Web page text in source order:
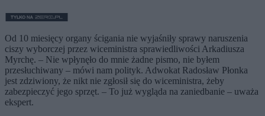
Od 10 miesięcy organy ścigania nie wyjaśniły sprawy naruszenia
ciszy wyborczej przez wiceministra sprawiedliwości Arkadiusza
Myrchę. – Nie wpłynęło do mnie żadne pismo, nie byłem
przesłuchiwany – mówi nam polityk. Adwokat Radosław Płonka
jest zdziwiony, że nikt nie zgłosił się do wiceministra, żeby
zabezpieczyć jego sprzęt. – To już wygląda na zaniedbanie – uważa
ekspert.